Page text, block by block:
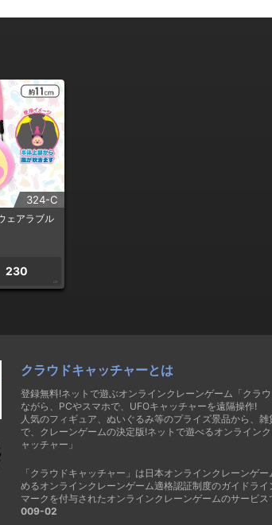
324-C
ェアラブル
230
CP
クラウドキャッチャーとは
登録無料!ネットで遊ぶオンラインクレーンゲーム「クラ
ながら、PCやスマホで、UFOキャッチャーを遠隔操作!
人気のフィギュア、ぬいぐるみ等のプライズ景品から、
で、クレーンゲームの決定版!ネットで遊べるオンライン
ャッチャー」
「クラウドキャッチャー」は日本オンラインクレーンゲ
めるオンラインクレーンゲーム適格認証制度のガイドラ
マークを付与されたオンラインクレーンゲームのサービス
009-02